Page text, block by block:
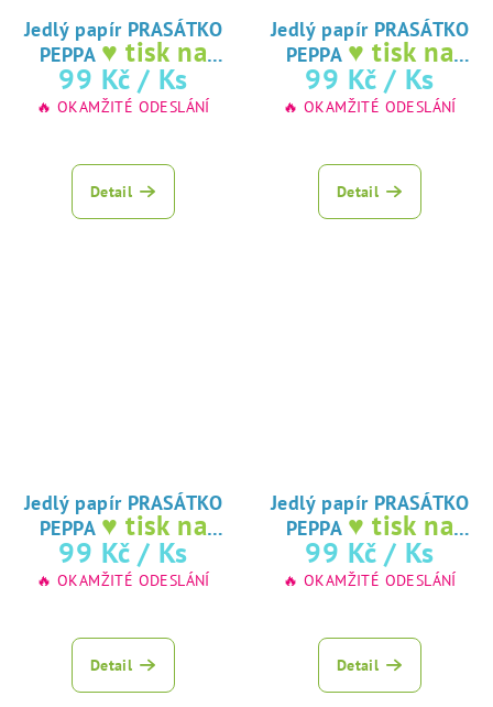
Jedlý papír PRASÁTKO
PEPPA ♥ tisk na
jedlý papír
99 Kč / Ks
🔥 OKAMŽITÉ ODESLÁNÍ
Detail
Jedlý papír PRASÁTKO
PEPPA ♥ tisk na
jedlý papír
99 Kč / Ks
🔥 OKAMŽITÉ ODESLÁNÍ
Detail
Jedlý papír PRASÁTKO
PEPPA ♥ tisk na
jedlý papír
99 Kč / Ks
🔥 OKAMŽITÉ ODESLÁNÍ
Detail
Jedlý papír PRASÁTKO
PEPPA ♥ tisk na
jedlý papír
99 Kč / Ks
🔥 OKAMŽITÉ ODESLÁNÍ
hodnocení
produktu
Detail